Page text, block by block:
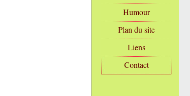
Humour
Plan du site
Liens
Contact